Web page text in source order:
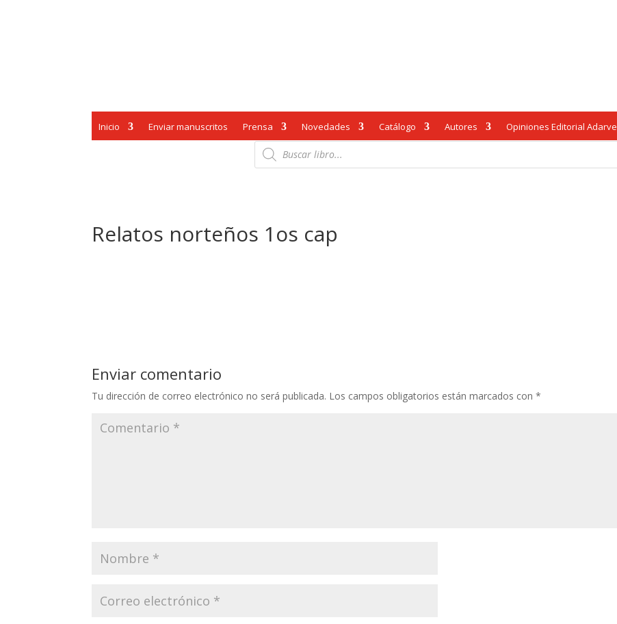
Inicio Enviar manuscritos Prensa Novedades Catálogo Autores Opiniones Editorial Adarve
Búsqueda
de
productos
Relatos norteños 1os cap
Enviar comentario
Tu dirección de correo electrónico no será publicada. Los campos obligatorios están marcados con*